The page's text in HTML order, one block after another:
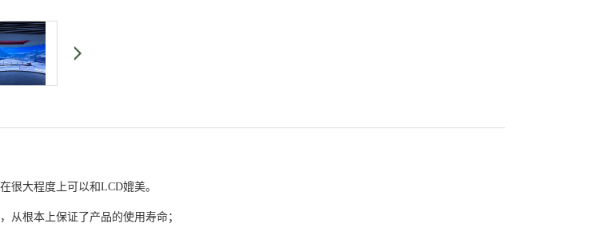
很大程度上可以和LCD媲美。
从根本上保证了产品的使用寿命；